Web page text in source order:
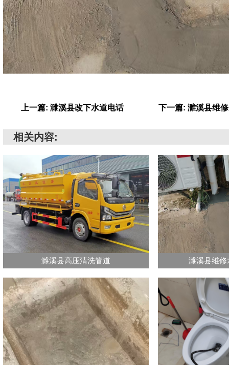
上一篇: 濉溪县改下水道电话 下一篇: 濉溪县维
相关内容:
濉溪县高压清洗管道 濉溪县维